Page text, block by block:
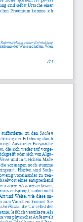
171
sind selbst Ursache einer
Proömium  komme  ich
seiner Entwicklung
der Wissenschaften, Wien
aufforderte,  zu  den Sachen
der Erfahrung durch
Aus dieser Fürsprache
die sich weder auf vorge-
oder sich von Algo-
und in welchem Maße
sozusagen  noch  stumme
2 .  Hierbei  sind  Sach-
voneinander zu tren-
eines entsprechend
wir etwas als etwas erfassen,
entspringt, wohnt nicht
und Weise, wie diese un-
zum Vorschein kommt. Sie
Wesen , die wir selbst der
leiblich verankerte Als
von physischer Außenwelt